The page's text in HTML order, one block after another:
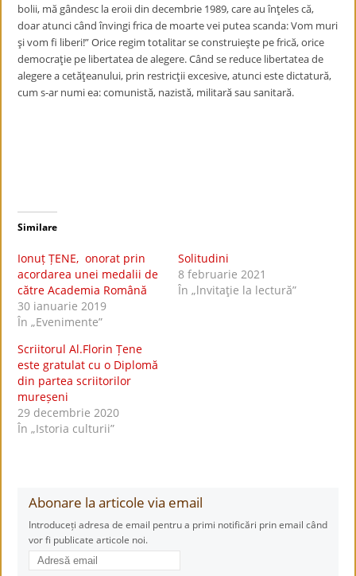
bolii, mă gândesc la eroii din decembrie 1989, care au înţeles că,
doar atunci când învingi frica de moarte vei putea scanda: Vom muri
şi vom fi liberi!” Orice regim totalitar se construieşte pe frică, orice
democraţie pe libertatea de alegere. Când se reduce libertatea de
alegere a cetăţeanului, prin restricţii excesive, atunci este dictatură,
cum s-ar numi ea: comunistă, nazistă, militară sau sanitară.
Similare
Ionuț ȚENE, onorat prin
acordarea unei medalii de
către Academia Română
30 ianuarie 2019
În „Evenimente”
Solitudini
8 februarie 2021
În „lnvitaţie la lectură”
Scriitorul Al.Florin Țene
este gratulat cu o Diplomă
din partea scriitorilor
mureșeni
29 decembrie 2020
În „Istoria culturii”
Abonare la articole via email
Introduceți adresa de email pentru a primi notificări prin email când
vor fi publicate articole noi.
Adresă
email